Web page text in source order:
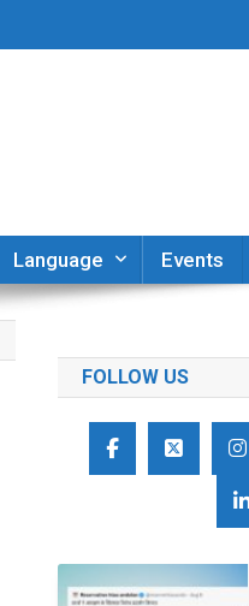
Language Events
FOLLOW US